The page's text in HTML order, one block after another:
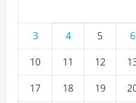
3
4 5 6
10
11 12
17
18 19